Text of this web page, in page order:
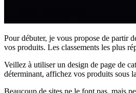
Pour débuter, je vous propose de partir
vos produits. Les classements les plus
Veillez à utiliser un design de page de
déterminant, affichez vos produits sous
Beaucoup de sites ne le font pas, mais